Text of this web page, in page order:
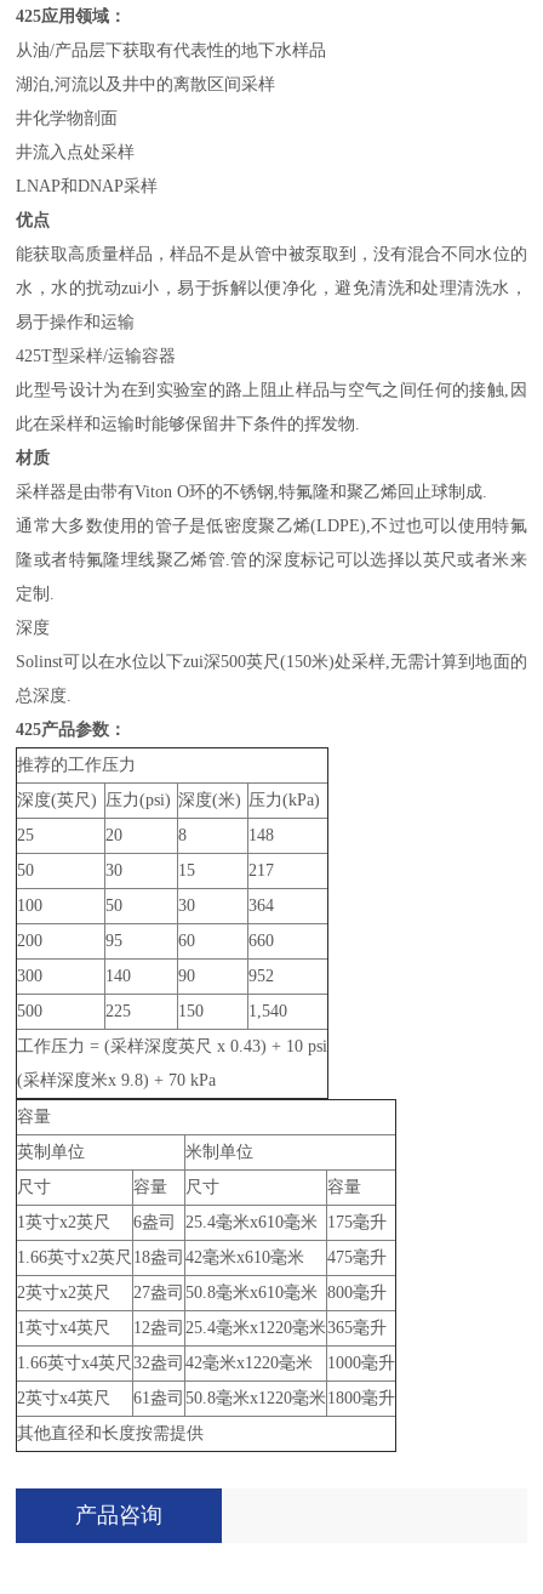
425应用领域：
从油/产品层下获取有代表性的地下水样品
湖泊,河流以及井中的离散区间采样
井化学物剖面
井流入点处采样
LNAP和DNAP采样
优点
能获取高质量样品，样品不是从管中被泵取到，没有混合不同水位的
水，水的扰动zui小，易于拆解以便净化，避免清洗和处理清洗水，
易于操作和运输
425T型采样/运输容器
此型号设计为在到实验室的路上阻止样品与空气之间任何的接触,因
此在采样和运输时能够保留井下条件的挥发物.
材质
采样器是由带有Viton O环的不锈钢,特氟隆和聚乙烯回止球制成.
通常大多数使用的管子是低密度聚乙烯(LDPE),不过也可以使用特氟
隆或者特氟隆埋线聚乙烯管.管的深度标记可以选择以英尺或者米来
定制.
深度
Solinst可以在水位以下zui深500英尺(150米)处采样,无需计算到地面的
总深度.
425产品参数：
推荐的工作压力
深度(英尺) 压力(psi) 深度(米) 压力(kPa)
25
20 8
148
50
30 15
217
100
50 30
364
200
95 60
660
300
140 90
952
500
225 150
1,540
工作压力 = (采样深度英尺 x 0.43) + 10 psi
(采样深度米x 9.8) + 70 kPa
容量
英制单位
米制单位
尺寸
容量 尺寸
容量
1英寸x2英尺
6盎司 25.4毫米x610毫米 175毫升
1.66英寸x2英尺 18盎司 42毫米x610毫米
475毫升
2英寸x2英尺
27盎司 50.8毫米x610毫米 800毫升
1英寸x4英尺
12盎司 25.4毫米x1220毫米365毫升
1.66英寸x4英尺 32盎司 42毫米x1220毫米
1000毫升
2英寸x4英尺
61盎司 50.8毫米x1220毫米1800毫升
其他直径和长度按需提供
产品咨询